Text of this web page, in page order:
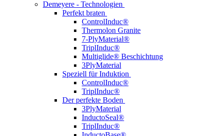
Demeyere - Technologien
Perfekt braten
ControlInduc®
Thermolon Granite
7-PlyMaterial®
TriplInduc®
Multiglide® Beschichtung
3PlyMaterial
Speziell für Induktion
ControlInduc®
TriplInduc®
Der perfekte Boden
3PlyMaterial
InductoSeal®
TriplInduc®